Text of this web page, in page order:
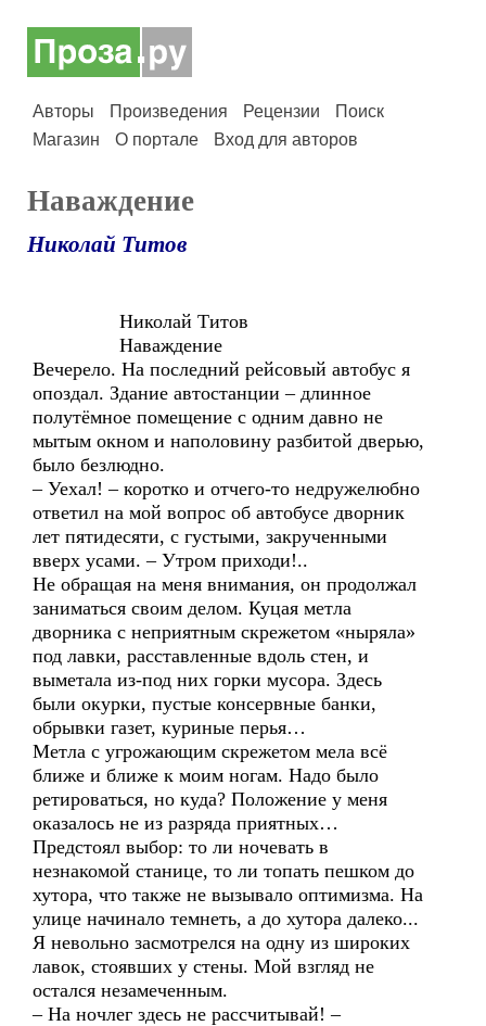
Авторы Произведения Рецензии
Поиск
Магазин
О портале Вход для авторов
Наваждение
Николай Титов
Николай Титов
Наваждение
Вечерело. На последний рейсовый автобус я
опоздал. Здание автостанции – длинное
полутёмное помещение с одним давно не
мытым окном и наполовину разбитой дверью,
было безлюдно.
– Уехал! – коротко и отчего-то недружелюбно
ответил на мой вопрос об автобусе дворник
лет пятидесяти, с густыми, закрученными
вверх усами. – Утром приходи!..
Не обращая на меня внимания, он продолжал
заниматься своим делом. Куцая метла
дворника с неприятным скрежетом «ныряла»
под лавки, расставленные вдоль стен, и
выметала из-под них горки мусора. Здесь
были окурки, пустые консервные банки,
обрывки газет, куриные перья…
Метла с угрожающим скрежетом мела всё
ближе и ближе к моим ногам. Надо было
ретироваться, но куда? Положение у меня
оказалось не из разряда приятных…
Предстоял выбор: то ли ночевать в
незнакомой станице, то ли топать пешком до
хутора, что также не вызывало оптимизма. На
улице начинало темнеть, а до хутора далеко...
Я невольно засмотрелся на одну из широких
лавок, стоявших у стены. Мой взгляд не
остался незамеченным.
– На ночлег здесь не рассчитывай! –